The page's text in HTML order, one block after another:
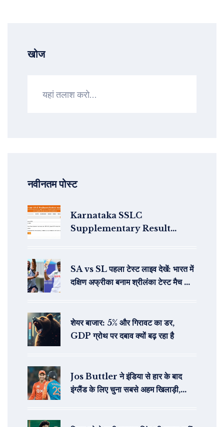
खोज
नवीनतम पोस्ट
Karnataka SSLC
Supplementary Result
SA vs SL पहला टेस्ट लाइव देखें: भारत में
दक्षिण अफ्रीका बनाम श्रीलंका टेस्ट मैच की
शेयर बाजार: 5% और गिरावट का डर,
GDP ग्रोथ पर दबाव क्यों बढ़ रहा है
Jos Buttler ने इंडिया से हार के बाद
इंग्लैंड के लिए चुना सबसे अहम खिलाड़ी,